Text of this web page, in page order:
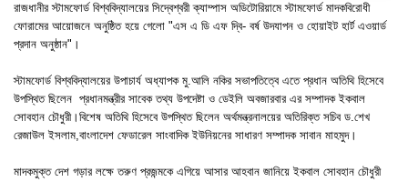
রাজধানীর স্টামফোর্ড বিশ্ববিদ্যালয়ের সিদ্বেশ্বরী ক্যাম্পাস অডিটোরিয়ামে স্টামফোর্ড মাদকবিরোধী
ফোরামের আয়োজনে অনুষ্ঠিত হয়ে গেলো "এস এ ডি এফ দ্বি- বর্ষ উদযাপন ও হোয়াইট হার্ট এওয়ার্ড
প্রদান অনুষ্ঠান"।
স্টামফোর্ড বিশ্ববিদ্যালয়ের উপাচার্য অধ্যাপক মু.আলি নকির সভাপতিত্বে এতে প্রধান অতিথি হিসেবে
উপস্থিত ছিলেন প্রধানমন্ত্রীর সাবেক তথ্য উপদেষ্টা ও ডেইলি অবজারবার এর সম্পাদক ইকবাল
সোবহান চৌধুরী।বিশেষ অতিথি হিসেবে উপস্থিত ছিলেন অর্থমন্ত্রনালয়ের অতিরিক্ত সচিব ড.শেখ
রেজাউল ইসলাম,বাংলাদেশ ফেডারেল সাংবাদিক ইউনিয়নের সাধারণ সম্পাদক সাবান মাহমুদ।
মাদকমুক্ত দেশ গড়ার লক্ষে তরুণ প্রজন্মকে এগিয়ে আসার আহবান জানিয়ে ইকবাল সোবহান চৌধুরী